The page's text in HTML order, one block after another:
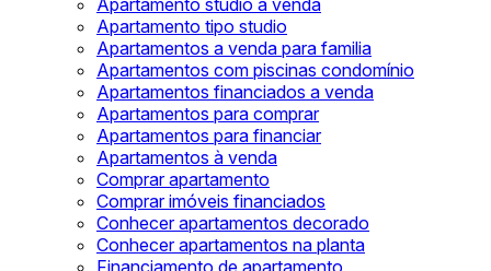
Apartamento studio a venda
Apartamento tipo studio
Apartamentos a venda para familia
Apartamentos com piscinas condomínio
Apartamentos financiados a venda
Apartamentos para comprar
Apartamentos para financiar
Apartamentos à venda
Comprar apartamento
Comprar imóveis financiados
Conhecer apartamentos decorado
Conhecer apartamentos na planta
Financiamento de apartamento